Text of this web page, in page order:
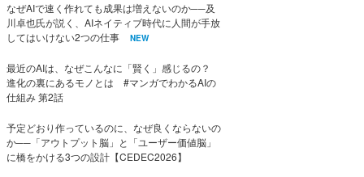
なぜAIで速く作れても成果は増えないのか──及
川卓也氏が説く、AIネイティブ時代に人間が手放
してはいけない2つの仕事
NEW
最近のAIは、なぜこんなに「賢く」感じるの？
進化の裏にあるモノとは #マンガでわかるAIの
仕組み 第2話
予定どおり作っているのに、なぜ良くならないの
か──「アウトプット脳」と「ユーザー価値脳」
に橋をかける3つの設計【CEDEC2026】